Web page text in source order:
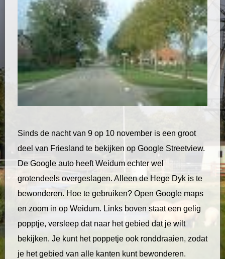
Sinds de nacht van 9 op 10 november is een groot
deel van Friesland te bekijken op Google Streetview.
De Google auto heeft Weidum echter wel
grotendeels overgeslagen. Alleen de Hege Dyk is te
bewonderen. Hoe te gebruiken? Open Google maps
en zoom in op Weidum. Links boven staat een gelig
popptje, versleep dat naar het gebied dat je wilt
bekijken. Je kunt het poppetje ook ronddraaien, zodat
je het gebied van alle kanten kunt bewonderen.